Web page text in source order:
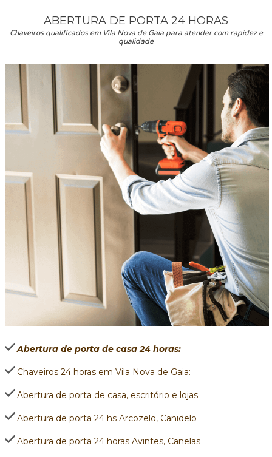
ABERTURA DE PORTA 24 HORAS
Chaveiros qualificados em Vila Nova de Gaia para atender com rapidez e
qualidade
Abertura de porta de casa 24 horas:
Chaveiros 24 horas em Vila Nova de Gaia:
Abertura de porta de casa, escritório e lojas
Abertura de porta 24 hs Arcozelo, Canidelo
Abertura de porta 24 horas Avintes, Canelas